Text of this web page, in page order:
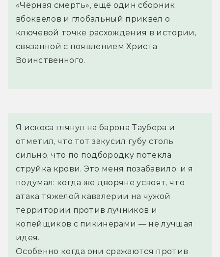
«Чёрная смерть», ещё один сборник
вбоквелов и глобальный приквел о
ключевой точке расхождения в истории,
связанной с появлением Христа
Воинственного.
Я искоса глянул на барона Таубера и
отметил, что тот закусил губу столь
сильно, что по подбородку потекла
струйка крови. Это меня позабавило, и я
подумал: когда же дворяне усвоят, что
атака тяжелой кавалерии на чужой
территории против лучников и
копейщиков с пикинерами — не лучшая
идея.
Особенно когда они сражаются против